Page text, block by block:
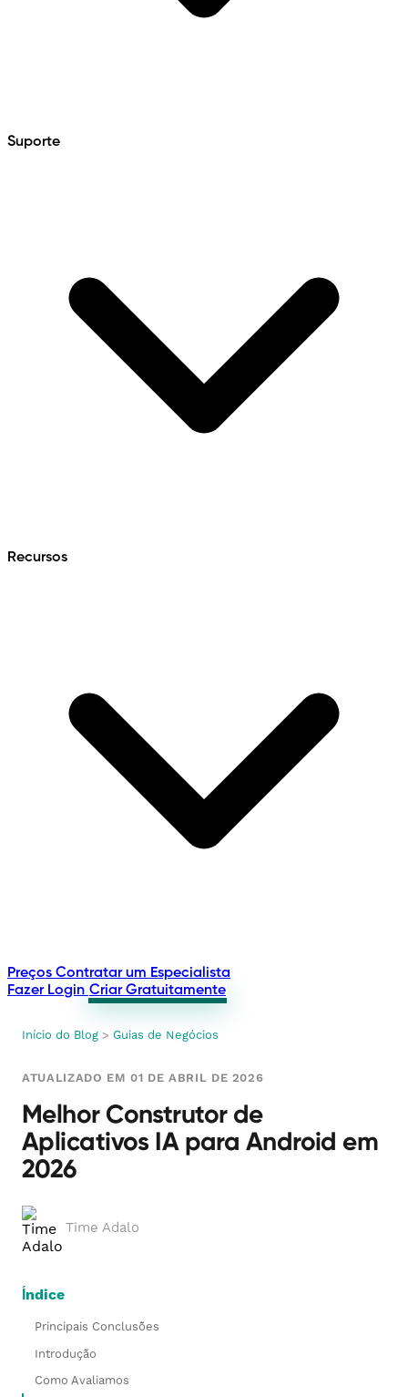
Suporte
Recursos
Preços Contratar um Especialista
Fazer Login Criar Gratuitamente
Início do Blog > Guias de Negócios
ATUALIZADO EM 01 DE ABRIL DE 2026
Melhor Construtor de
Aplicativos IA para Android em
2026
Time Adalo
Índice
Principais Conclusões
Introdução
Como Avaliamos